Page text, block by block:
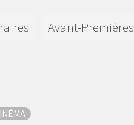
Avant-Premières